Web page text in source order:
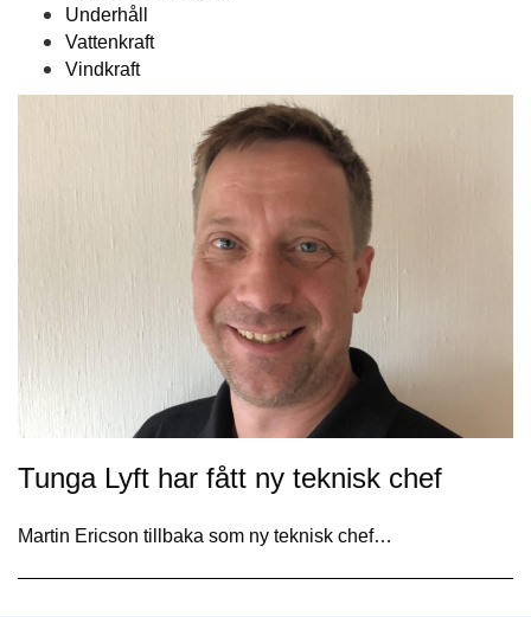
Underhåll
Vattenkraft
Vindkraft
Tunga Lyft har fått ny teknisk chef
Martin Ericson tillbaka som ny teknisk chef…